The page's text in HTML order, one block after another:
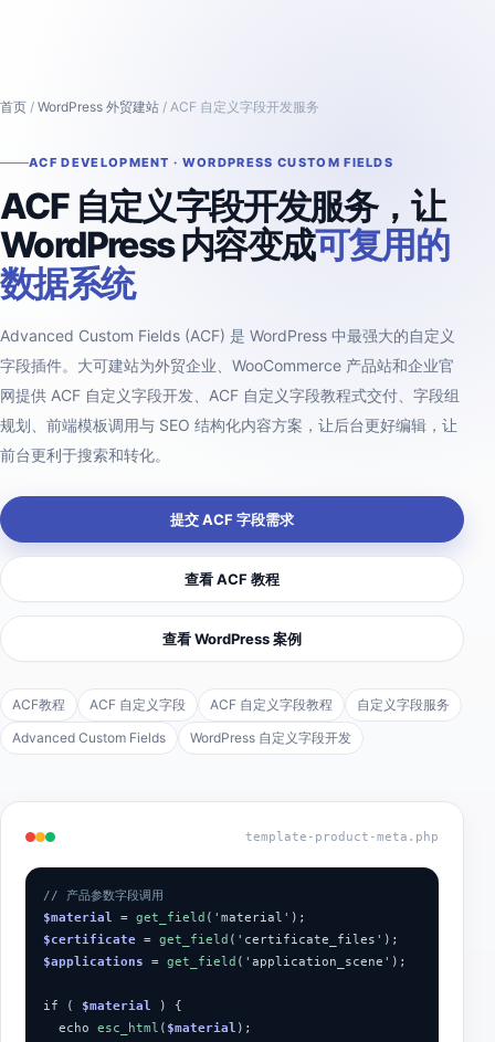
首页 / WordPress 外贸建站 / ACF 自定义字段开发服务
ACF DEVELOPMENT · WORDPRESS CUSTOM FIELDS
ACF 自定义字段开发服务，让
WordPress 内容变成可复用的
数据系统
Advanced Custom Fields (ACF) 是 WordPress 中最强大的自定义
字段插件。大可建站为外贸企业、WooCommerce 产品站和企业官
网提供 ACF 自定义字段开发、ACF 自定义字段教程式交付、字段组
规划、前端模板调用与 SEO 结构化内容方案，让后台更好编辑，让
前台更利于搜索和转化。
提交 ACF 字段需求
查看 ACF 教程
查看 WordPress 案例
ACF教程 ACF 自定义字段 ACF 自定义字段教程
自定义字段服务
Advanced Custom Fields
WordPress 自定义字段开发
template-product-meta.php
// 产品参数字段调用
$material = get_field ('material');
$certificate = get_field ('certificate_files');
$applications = get_field ('application_scene');
if ( $material ) {
echo esc_html ( $material );